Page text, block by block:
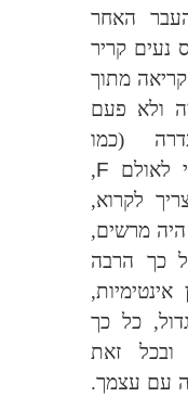
האחר
נעים קריר
מתוך
ולא פעם
(כמו
לאולם F
,
לקרוא,
היה מרשים,
כך הרבה
אינטימיות,
כל כך
ובכל זאת
עם עצמך.